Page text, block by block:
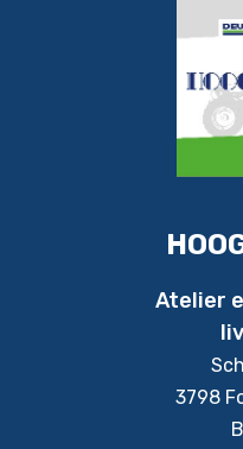
Atelier
3798